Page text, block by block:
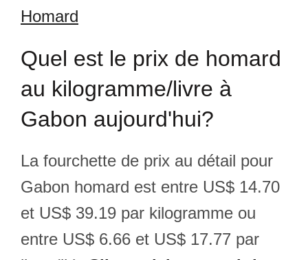
Homard
Quel est le prix de homard
au kilogramme/livre à
Gabon aujourd'hui?
La fourchette de prix au détail pour
Gabon homard est entre US$ 14.70
et US$ 39.19 par kilogramme ou
entre US$ 6.66 et US$ 17.77 par